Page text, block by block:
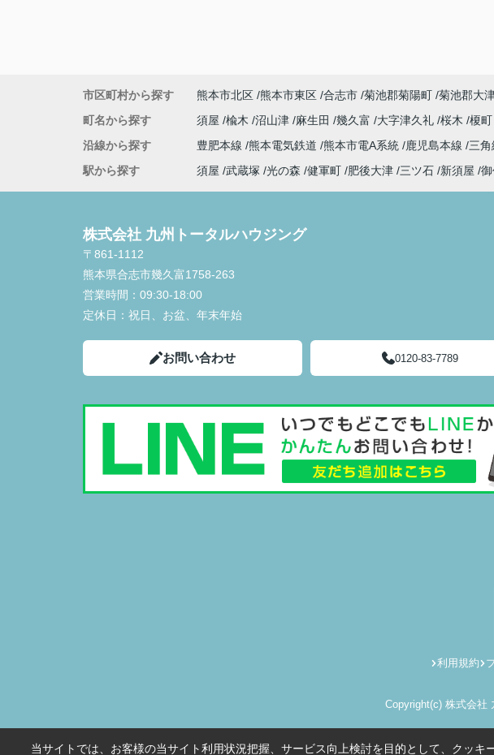
市区町村から探す 熊本市北区 熊本市東区 合志市 菊池郡菊陽町 菊池郡大
町名から探す
須屋 楡木 沼山津 麻生田 幾久富 大字津久礼 桜木 榎町
沿線から探す
豊肥本線 熊本電気鉄道 熊本市電A系統 鹿児島本線 三角
駅から探す
須屋 武蔵塚 光の森 健軍町 肥後大津 三ツ石 新須屋
株式会社 九州トータルハウジング
〒861-1112
熊本県合志市幾久富1758-263
営業時間： 09:30-18:00
定休日： 祝日、お盆、年末年始
お問い合わせ 0120-83-7789
利用規約
Copyright(c) 株式会社
当サイトでは、お客様の当サイト利用状況把握、サービス向上検討を目的として、クッキ